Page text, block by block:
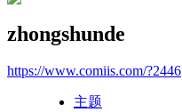
zhongshunde
https://www.comiis.com/?2446
主题